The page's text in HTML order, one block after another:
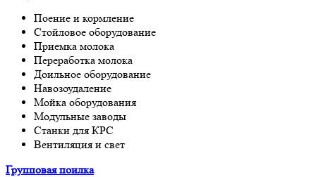
Поение и кормление
Стойловое оборудование
Приемка молока
Переработка молока
Доильное оборудование
Навозоудаление
Мойка оборудования
Модульные заводы
Станки для КРС
Вентиляция и свет
Групповая поилка